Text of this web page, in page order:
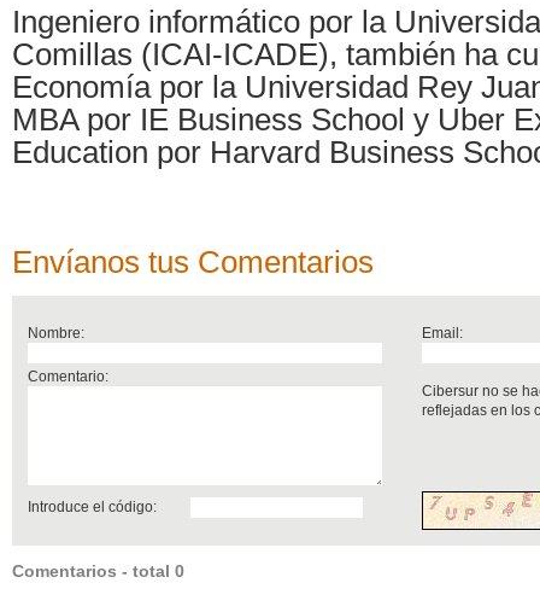
Ingeniero informático por la
Comillas (ICAI-ICADE), también ha
Economía por la Universidad Rey
MBA por IE Business School y Uber
Education por Harvard Business
Envíanos tus Comentarios
Nombre: Email:
Comentario:
Cibersur no se
reflejadas en los
Introduce el código:
Comentarios - total 0